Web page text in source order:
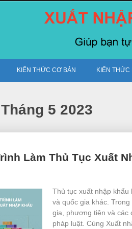
KIẾN THỨC CƠ BẢN KIẾN THỨC
Tháng 5 2023
Làm Thủ Tục Xuất
Thủ tục xuất nhập
và quốc gia khác.
gia, phương tiện và các
pháp luật. Cùng Xuất